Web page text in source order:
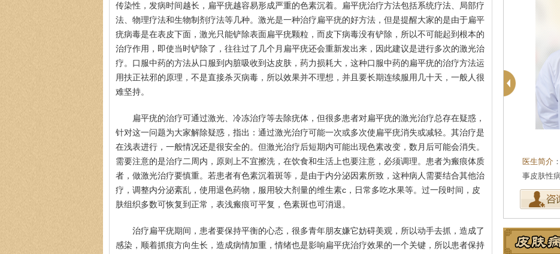
传染性，发病时间越长，扁平疣越容易形成严重的色素沉着。扁平疣治疗方法包括系统疗法、局部疗
法、物理疗法和生物制剂疗法等几种。激光是一种治疗扁平疣的好方法，但是提醒大家的是由于扁平
疣病毒是在表皮下面，激光只能铲除表面扁平疣颗粒，而皮下病毒没有铲除，所以不可能起到根本的
治疗作用，即使当时铲除了，往往过了几个月扁平疣还会重新发出来，因此建议是进行多次的激光治
疗。口服中药的方法从口服到内脏吸收到达皮肤，药力损耗大，这种口服中药的扁平疣的治疗方法运
用扶正祛邪的原理，不是直接杀灭病毒，所以效果并不理想，并且要长期连续服用几十天，一般人很
难坚持。
扁平疣的治疗可通过激光、冷冻治疗等去除疣体，但很多患者对扁平疣的激光治疗总存在疑惑，
针对这一问题为大家解除疑惑，指出：通过激光治疗可能一次或多次使扁平疣消失或减轻。其治疗是
在浅表进行，一般情况还是很安全的。但激光治疗后短期内可能出现色素改变，数月后可能会消失。
需要注意的是治疗二周内，原则上不宜擦洗，在饮食和生活上也要注意，必须调理。患者为瘢痕体质
者，做激光治疗要慎重。若患者有色素沉着斑等，是由于内分泌因素所致，这种病人需要结合其他治
疗，调整内分泌紊乱，使用退色药物，服用较大剂量的维生素c，日常多吃水果等。过一段时间，皮
肤组织多数可恢复到正常，表浅瘢痕可平复，色素斑也可消退。
治疗扁平疣期间，患者要保持平衡的心态，很多青年朋友嫌它妨碍美观，所以动手去抓，造成了
感染，顺着抓痕方向生长，造成病情加重，情绪也是影响扁平疣治疗效果的一个关键，所以患者保持
王珍 会诊专家
医生简介：原海南医学院附属医院皮肤科主任
医师，副教授。从事皮…[详细]
医生简介
事皮肤性